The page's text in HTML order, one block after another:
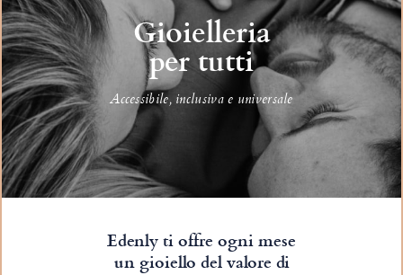
Gioielleria
per tutti
Accessibile, inclusiva e universale
Edenly ti offre ogni mese
un gioiello del valore di